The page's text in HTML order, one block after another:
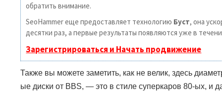
обратить внимание.
SeoHammer еще предоставляет технологию Буст, она
десятки раз, а первые результаты появляются уже в
Зарегистрироваться и Начать продвижение
Также вы можете заметить, как не велик, здесь
ые диски от BBS,—это в стиле суперкаров 80-ых, и